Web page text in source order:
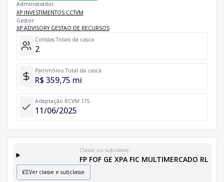
Administrador:
XP INVESTIMENTOS CCTVM
Gestor:
XP ADVISORY GESTAO DE RECURSOS
Cotistas Totais da casca
2
Patrimônio Total da casca
R$ 359,75 mi
Adaptação RCVM 175
11/06/2025
Classes e Subclasses do Fundo
Classe ou subclasse
FP FOF GE XPA FIC MULTIMERCADO RL
Ver classe e subclasse